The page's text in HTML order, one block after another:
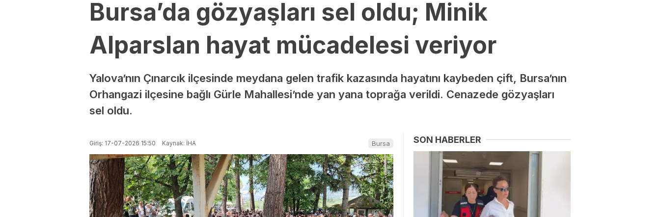
Bursa’da gözyaşları sel oldu; Minik
Alparslan hayat mücadelesi veriyor
Yalova’nın Çınarcık ilçesinde meydana gelen trafik kazasında hayatını kaybeden çift, Bursa’nın
Orhangazi ilçesine bağlı Gürle Mahallesi’nde yan yana toprağa verildi. Cenazede gözyaşları
sel oldu.
Giriş: 17-07-2026 15:50 Kaynak: İHA Bursa SON HABERLER